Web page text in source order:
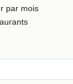
par mois